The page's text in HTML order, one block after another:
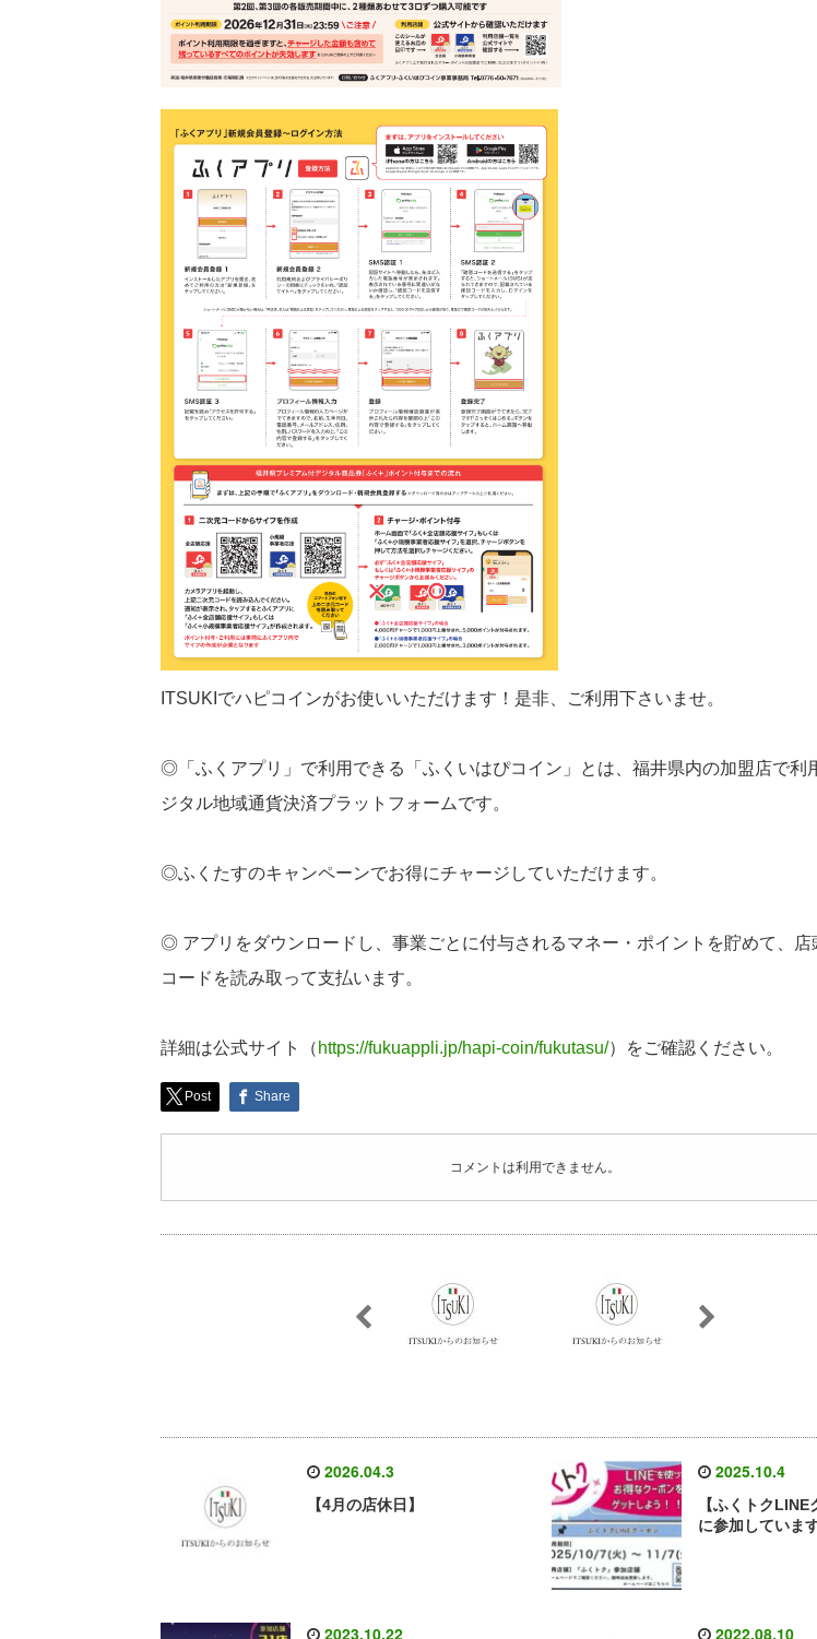
ITSUKIでハピコインがお使いいただけます！是非、ご利用下さいませ。
◎「ふくアプリ」で利用できる「ふくいはぴコイン」とは、福井県内の加盟店で利
ジタル地域通貨決済プラットフォームです。
◎ふくたすのキャンペーンでお得にチャージしていただけます。
◎ アプリをダウンロードし、事業ごとに付与されるマネー・ポイントを貯めて、店
コードを読み取って支払います。
詳細は公式サイト（ https://fukuappli.jp/hapi-coin/fukutasu/）をご確認ください。
Post Share
コメントは利用できません。
2026.04.3
【4月の店休日】
2025.10.4
【ふくトク
に参加しています
2023.10.22 2022.08.10